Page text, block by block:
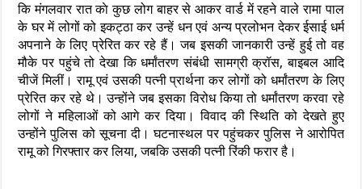
कि मंगलवार रात काे कुछ लोग बाहर से आकर वार्ड में रहने वाले रामा पाल
के घर में लोगों को इकट्ठा कर उन्हें धन एवं अन्य प्रलोभन देकर ईसाई धर्म
अपनाने के लिए प्रेरित कर रहे हैं। जब इसकी जानकारी उन्हें हुई तो वह
मौके पर पहुंचे तो देखा कि धर्मांतरण संबंधी सामग्री क्रॉस, बाइबल आदि
चीजें मिलीं। रामू एवं उसकी पत्नी प्रार्थना कर लोगों को धर्मांतरण के लिए
प्रेरित कर रहे थे। उन्होंने जब इसका विरोध किया तो धर्मांतरण करवा रहे
लोगों ने महिलाओं को आगे कर दिया। विवाद की स्थिति को देखते हुए
उन्होंने पुलिस को सूचना दी। घटनास्थल पर पहुंचकर पुलिस ने आरोपित
रामू को गिरफ्तार कर लिया, जबकि उसकी पत्नी रिंकी फरार है।